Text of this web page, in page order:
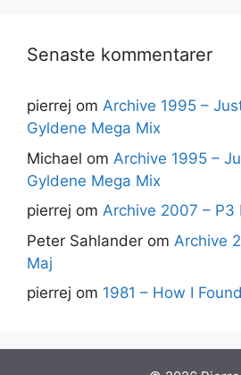
Senaste kommentarer
pierrej om Archive 1995 –
Gyldene Mega Mix
Michael om Archive 1995 –
Gyldene Mega Mix
pierrej om Archive 2007 – P3
Peter Sahlander om Archive
Maj
pierrej om 1981 – How I